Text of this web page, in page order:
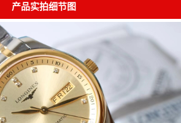
产品实拍细节图